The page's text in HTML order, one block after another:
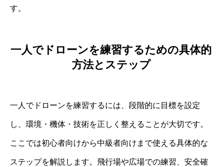
す。
一人でドローンを練習するための具体的
方法とステップ
一人でドローンを練習するには、段階的に目標を設定
し、環境・機体・技術を正しく整えることが大切です。
ここでは初心者向けから中級者向けまで使える具体的な
ステップを解説します。飛行場や広場での練習、安全確